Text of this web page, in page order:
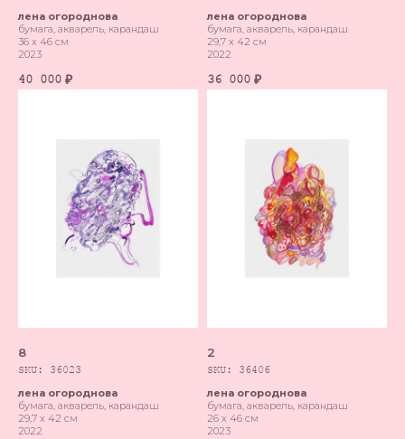
лена огороднова
бумага, акварель, карандаш
36 х 46 см
2023
40 000 ₽
лена огороднова
бумага, акварель, карандаш
29,7 х 42 см
2022
36 000 ₽
8
SKU: 36023
лена огороднова
бумага, акварель, карандаш
29,7 х 42 см
2022
2
SKU: 36406
лена огороднова
бумага, акварель, карандаш
26 х 46 см
2023